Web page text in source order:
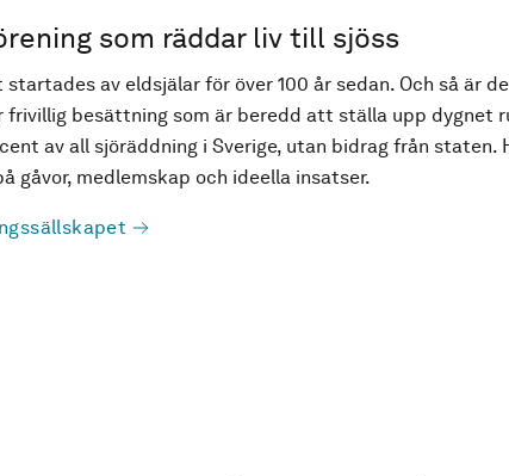
som räddar liv till sjöss
av eldsjälar för över 100 år sedan. Och så är
frivillig besättning som är beredd att ställa upp dygnet
av all sjöräddning i Sverige, utan bidrag från staten.
gåvor, medlemskap och ideella insatser.